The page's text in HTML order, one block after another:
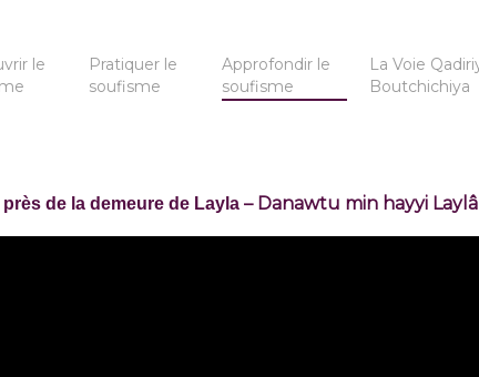
le
Pratiquer le
soufisme
Approfondir le
soufisme
La Voie
Boutchichiya
de la demeure de Layla– Danawtu min hayyi Laylâ